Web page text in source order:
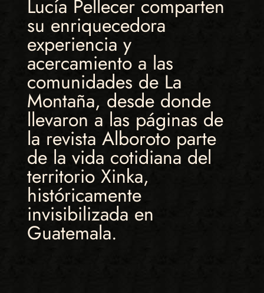
Lucía Pellecer comparten
su enriquecedora
experiencia y
acercamiento a las
comunidades de La
Montaña, desde donde
llevaron a las páginas de
la revista Alboroto parte
de la vida cotidiana del
territorio Xinka,
históricamente
invisibilizada en
Guatemala.